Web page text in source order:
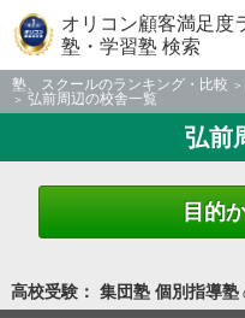
オリコン顧客満足度
塾・学習塾 検索
塾、スクールのランキング・比較
弘前周辺の校舎一覧
弘前
目的
高校受験： 集団塾 個別指導塾